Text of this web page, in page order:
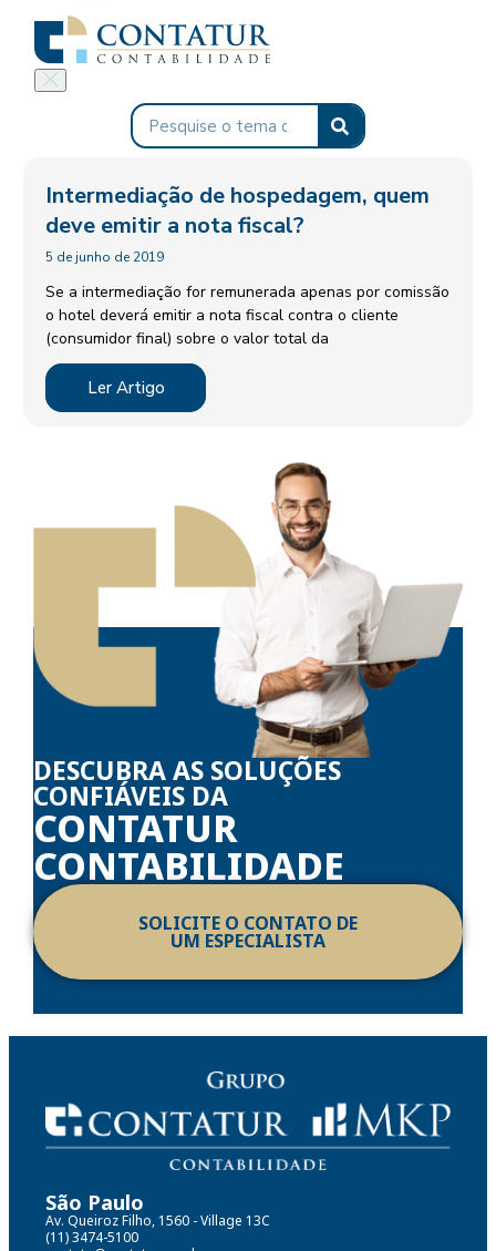
Intermediação de hospedagem, quem
deve emitir a nota fiscal?
5 de junho de 2019
Se a intermediação for remunerada apenas por comissão
o hotel deverá emitir a nota fiscal contra o cliente
(consumidor final) sobre o valor total da
Ler Artigo
DESCUBRA AS SOLUÇÕES
CONFIÁVEIS DA
CONTATUR
CONTABILIDADE
SOLICITE O CONTATO DE
UM ESPECIALISTA
São Paulo
Av. Queiroz Filho, 1560 - Village 13C
(11) 3474-5100